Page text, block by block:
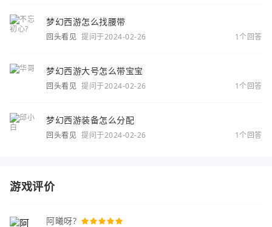
梦幻西游怎么找腰带
回头看见 提问于2024-02-26 1个回答
梦幻西游大号怎么带宝宝
回头看见 提问于2024-02-26 1个回答
梦幻西游装备怎么分配
回头看见 提问于2024-02-26 1个回答
游戏评价
阿曦呀?